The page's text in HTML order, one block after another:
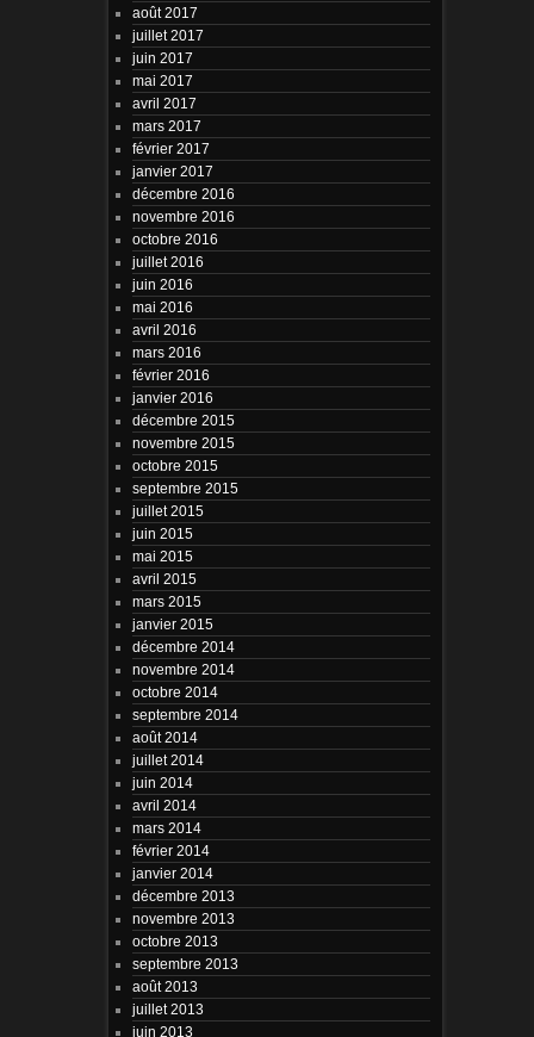
août 2017
juillet 2017
juin 2017
mai 2017
avril 2017
mars 2017
février 2017
janvier 2017
décembre 2016
novembre 2016
octobre 2016
juillet 2016
juin 2016
mai 2016
avril 2016
mars 2016
février 2016
janvier 2016
décembre 2015
novembre 2015
octobre 2015
septembre 2015
juillet 2015
juin 2015
mai 2015
avril 2015
mars 2015
janvier 2015
décembre 2014
novembre 2014
octobre 2014
septembre 2014
août 2014
juillet 2014
juin 2014
avril 2014
mars 2014
février 2014
janvier 2014
décembre 2013
novembre 2013
octobre 2013
septembre 2013
août 2013
juillet 2013
juin 2013